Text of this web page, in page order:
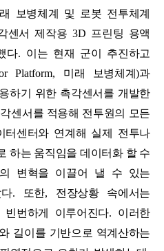
보병체계 및 로봇 전투체계
센서 제작용 3D 프린팅 용액
다. 이는 현재 군이 추진하고
Platform, 미래 보병체계)과
하기 위한 촉각센서를 개발한
센서를 적용해 전투원의 모든
터센터와 연계해 실제 전투나
하는 움직임을 데이터화 할 수
변혁을 이끌어 낼 수 있는
. 또한, 전장상황 속에서는
번하게 이루어진다. 이러한
길이를 기반으로 역계산하는